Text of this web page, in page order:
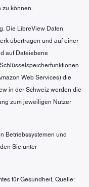
können.
Die LibreView Daten
übertragen und auf einer
auf Dateiebene
Web Services) die
in der Schweiz werden die
zum jeweiligen Nutzer
Betriebssystemen und
Sie unter
für Gesundheit, Quelle: